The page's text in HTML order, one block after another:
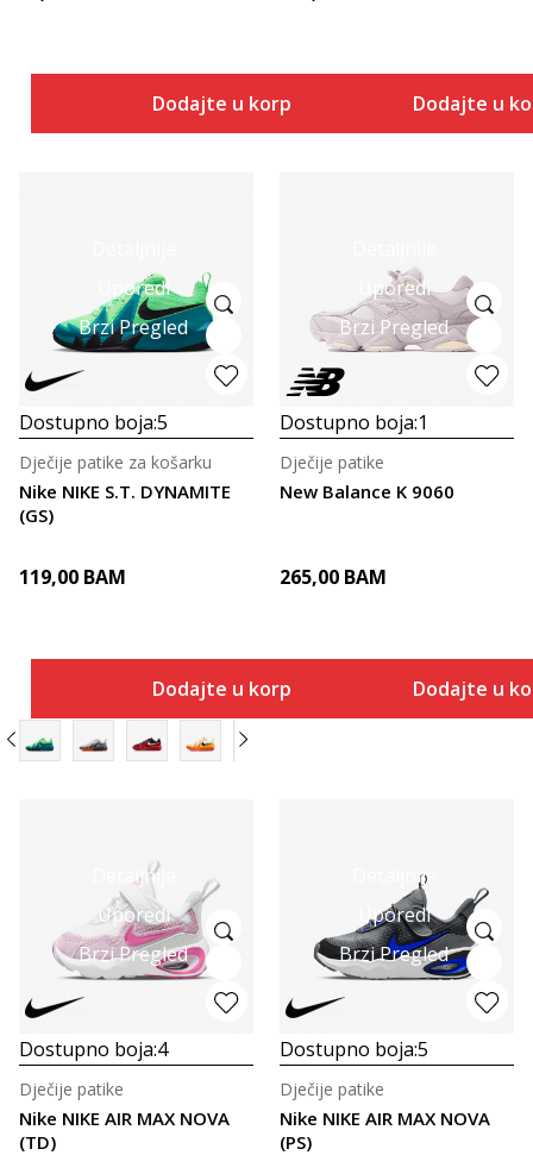
Dodajte u korpu Dodajte u
Uporedi
Brzi Pregled
Dostupno boja:5
Nike NIKE S.T. DYNAMITE
(GS)
Dječije patike za košarku
119,00 BAM
Dodajte u korpu
Uporedi
Brzi Pregled
Dostupno boja:1
New Balance K 9060
Dječije patike
265,00 BAM
Dodajte u
Detaljnije
Uporedi
Brzi Pregled
Dostupno boja:4
Nike NIKE AIR MAX NOVA
(TD)
Dječije patike
Detaljnije
Uporedi
Brzi Pregled
Dostupno boja:5
Nike NIKE AIR MAX NOVA
(PS)
Dječije patike